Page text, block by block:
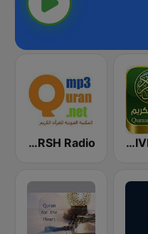
QURAN LIVE RADIO
Abdulbasit Abdulsamad WARSH Radio